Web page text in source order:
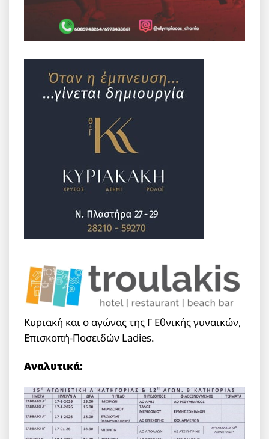
Κυριακή και ο αγώνας της Γ Εθνικής γυναικών,
Επισκοπή-Ποσειδών Ladies.
Αναλυτικά: